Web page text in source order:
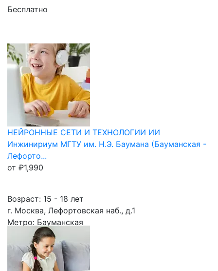
Бесплатно
НЕЙРОННЫЕ СЕТИ И ТЕХНОЛОГИИ ИИ
Инжинириум МГТУ им. Н.Э. Баумана (Бауманская -
Лефорто...
от ₽1,990
Возраст: 15 - 18 лет
г. Москва, Лефортовская наб., д.1
Метро: Бауманская